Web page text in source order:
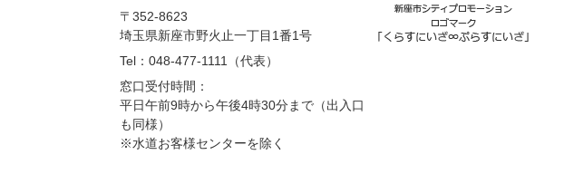
〒352-8623
埼玉県新座市野火止一丁目1番1号
Tel：048-477-1111（代表）
窓口受付時間：
平日午前9時から午後4時30分まで（出入口
も同様）
※水道お客様センターを除く